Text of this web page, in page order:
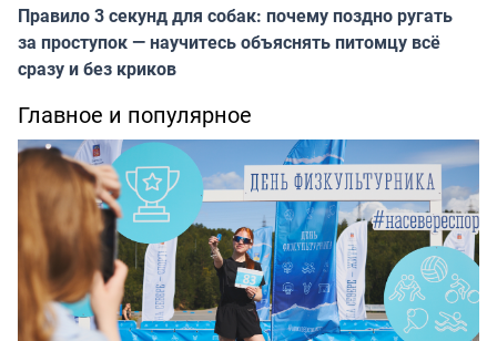
Правило 3 секунд для собак: почему поздно ругать
за проступок — научитесь объяснять питомцу всё
сразу и без криков
Главное и популярное